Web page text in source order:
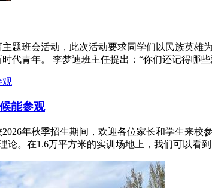
题班会活动，此次活动要求同学们以民族英
代青年。 李梦迪班主任提出：“你们还记得哪
能参观
年秋季招生期间，欢迎各位家长和学生来
论。在1.6万平方米的实训场地上，我们可以看